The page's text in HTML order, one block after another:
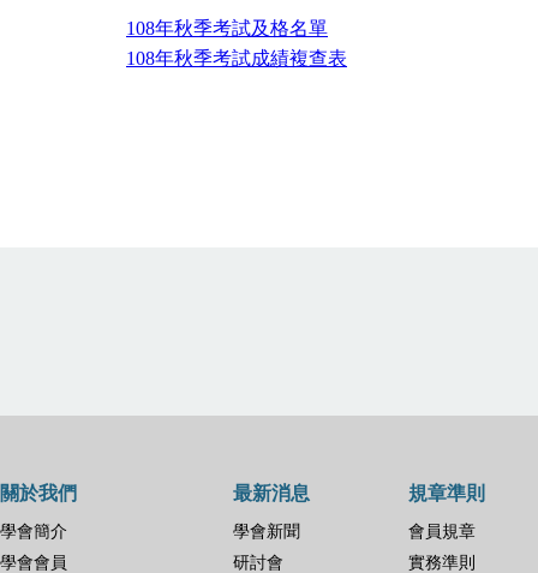
108年秋季考試及格名單
108年秋季考試成績複查表
關於我們
學會簡介
學會會員
最新消息
學會新聞
研討會
規章準則
會員規章
實務準則